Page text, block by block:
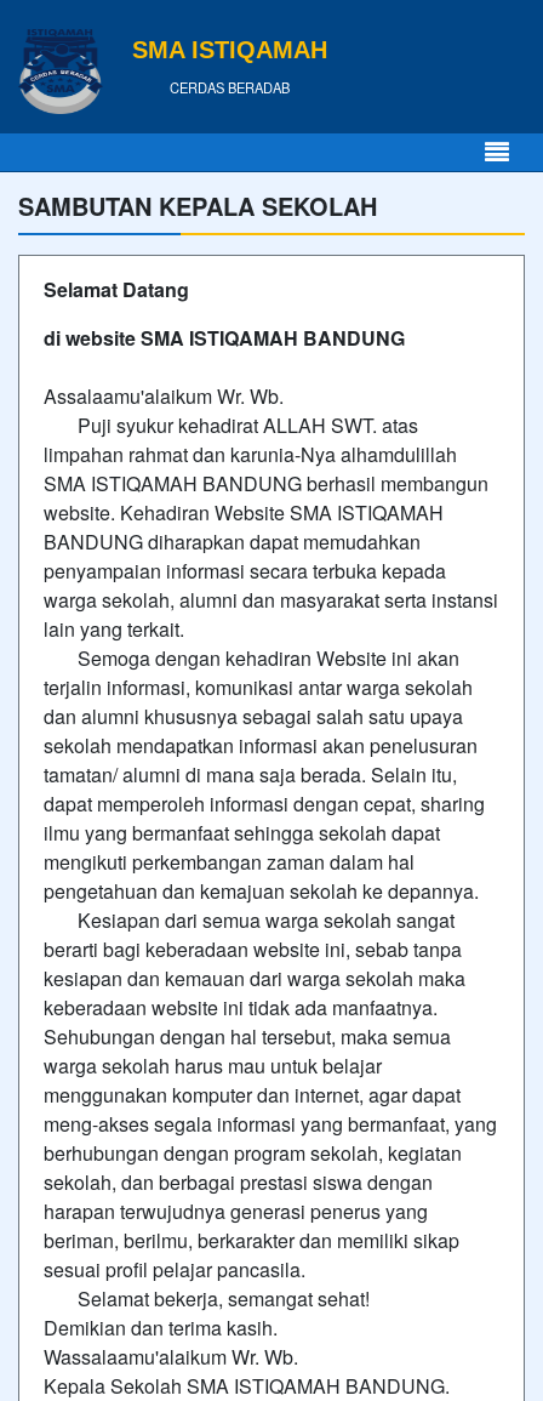
SMA ISTIQAMAH
CERDAS BERADAB
SAMBUTAN KEPALA SEKOLAH
Selamat Datang
di website SMA ISTIQAMAH BANDUNG
Assalaamu'alaikum Wr. Wb.
Puji syukur kehadirat ALLAH SWT. atas
limpahan rahmat dan karunia-Nya alhamdulillah
SMA ISTIQAMAH BANDUNG berhasil membangun
website. Kehadiran Website SMA ISTIQAMAH
BANDUNG diharapkan dapat memudahkan
penyampaian informasi secara terbuka kepada
warga sekolah, alumni dan masyarakat serta instansi
lain yang terkait.
Semoga dengan kehadiran Website ini akan
terjalin informasi, komunikasi antar warga sekolah
dan alumni khususnya sebagai salah satu upaya
sekolah mendapatkan informasi akan penelusuran
tamatan/ alumni di mana saja berada. Selain itu,
dapat memperoleh informasi dengan cepat, sharing
ilmu yang bermanfaat sehingga sekolah dapat
mengikuti perkembangan zaman dalam hal
pengetahuan dan kemajuan sekolah ke depannya.
Kesiapan dari semua warga sekolah sangat
berarti bagi keberadaan website ini, sebab tanpa
kesiapan dan kemauan dari warga sekolah maka
keberadaan website ini tidak ada manfaatnya.
Sehubungan dengan hal tersebut, maka semua
warga sekolah harus mau untuk belajar
menggunakan komputer dan internet, agar dapat
meng-akses segala informasi yang bermanfaat, yang
berhubungan dengan program sekolah, kegiatan
sekolah, dan berbagai prestasi siswa dengan
harapan terwujudnya generasi penerus yang
beriman, berilmu, berkarakter dan memiliki sikap
sesuai profil pelajar pancasila.
Selamat bekerja, semangat sehat!
Demikian dan terima kasih.
Wassalaamu'alaikum Wr. Wb.
Kepala Sekolah SMA ISTIQAMAH BANDUNG.